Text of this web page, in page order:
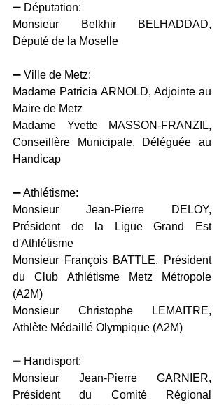
➖ Députation:
Monsieur Belkhir BELHADDAD,
Député de la Moselle
➖ Ville de Metz:
Madame Patricia ARNOLD, Adjointe au
Maire de Metz
Madame Yvette MASSON-FRANZIL,
Conseillère Municipale, Déléguée au
Handicap
➖ Athlétisme:
Monsieur Jean-Pierre DELOY,
Président de la Ligue Grand Est
d'Athlétisme
Monsieur François BATTLE, Président
du Club Athlétisme Metz Métropole
(A2M)
Monsieur Christophe LEMAITRE,
Athlète Médaillé Olympique (A2M)
➖ Handisport:
Monsieur Jean-Pierre GARNIER,
Président du Comité Régional